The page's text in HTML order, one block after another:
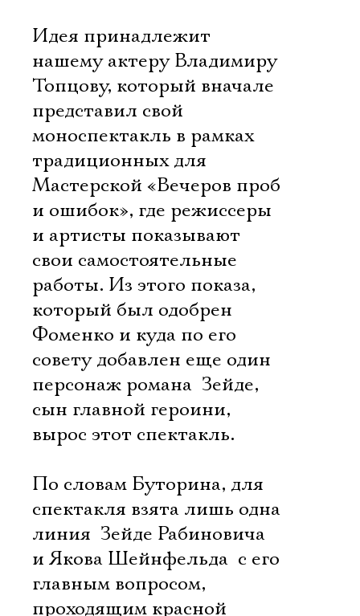
Идея принадлежит
нашему актеру Владимиру
Топцову, который вначале
представил свой
моноспектакль в рамках
традиционных для
Мастерской «Вечеров проб
и ошибок», где режиссеры
и артисты показывают
свои самостоятельные
работы. Из этого показа,
который был одобрен
Фоменко и куда по его
совету добавлен еще один
персонаж романа  Зейде,
сын главной героини,
вырос этот спектакль.
По словам Буторина, для
спектакля взята лишь одна
линия  Зейде Рабиновича
и Якова Шейнфельда  с его
главным вопросом,
проходящим красной